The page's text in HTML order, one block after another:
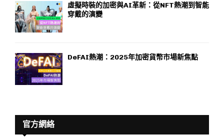
虛擬時裝的加密與AI革新：從NFT熱潮到智能
穿戴的演變
DeFAI熱潮：2025年加密貨幣市場新焦點
官方網絡